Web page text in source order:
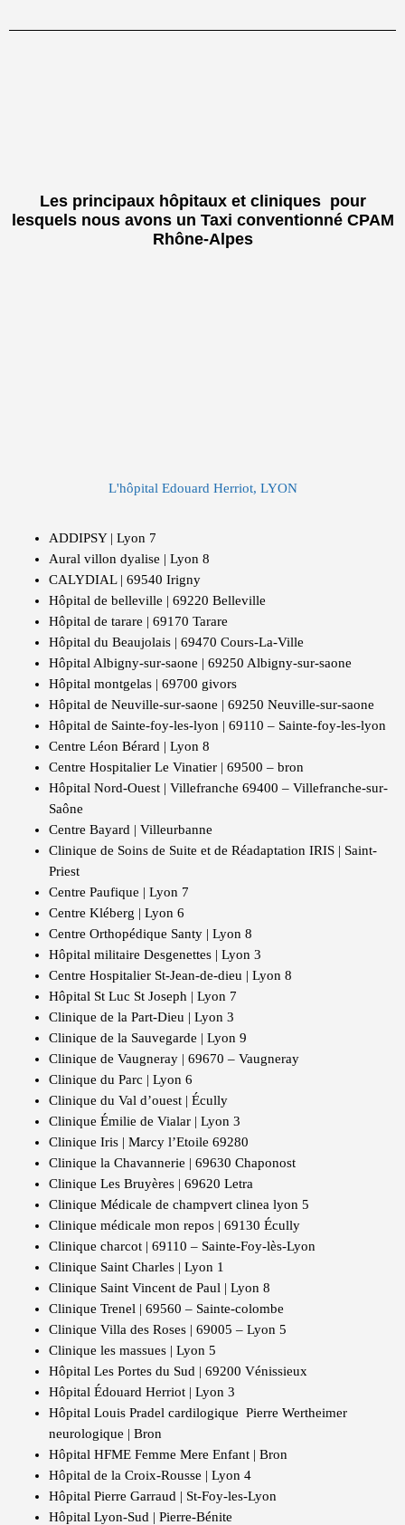
Les principaux hôpitaux et cliniques pour
lesquels nous avons un Taxi conventionné CPAM
Rhône-Alpes
L'hôpital Edouard Herriot, LYON
ADDIPSY | Lyon 7
Aural villon dyalise | Lyon 8
CALYDIAL | 69540 Irigny
Hôpital de belleville | 69220 Belleville
Hôpital de tarare | 69170 Tarare
Hôpital du Beaujolais | 69470 Cours-La-Ville
Hôpital Albigny-sur-saone | 69250 Albigny-sur-saone
Hôpital montgelas | 69700 givors
Hôpital de Neuville-sur-saone | 69250 Neuville-sur-saone
Hôpital de Sainte-foy-les-lyon | 69110 – Sainte-foy-les-lyon
Centre Léon Bérard | Lyon 8
Centre Hospitalier Le Vinatier | 69500 – bron
Hôpital Nord-Ouest | Villefranche 69400 – Villefranche-sur-
Saône
Centre Bayard | Villeurbanne
Clinique de Soins de Suite et de Réadaptation IRIS | Saint-
Priest
Centre Paufique | Lyon 7
Centre Kléberg | Lyon 6
Centre Orthopédique Santy | Lyon 8
Hôpital militaire Desgenettes | Lyon 3
Centre Hospitalier St-Jean-de-dieu | Lyon 8
Hôpital St Luc St Joseph | Lyon 7
Clinique de la Part-Dieu | Lyon 3
Clinique de la Sauvegarde | Lyon 9
Clinique de Vaugneray | 69670 – Vaugneray
Clinique du Parc | Lyon 6
Clinique du Val d’ouest | Écully
Clinique Émilie de Vialar | Lyon 3
Clinique Iris | Marcy l’Etoile 69280
Clinique la Chavannerie | 69630 Chaponost
Clinique Les Bruyères | 69620 Letra
Clinique Médicale de champvert clinea lyon 5
Clinique médicale mon repos | 69130 Écully
Clinique charcot | 69110 – Sainte-Foy-lès-Lyon
Clinique Saint Charles | Lyon 1
Clinique Saint Vincent de Paul | Lyon 8
Clinique Trenel | 69560 – Sainte-colombe
Clinique Villa des Roses | 69005 – Lyon 5
Clinique les massues | Lyon 5
Hôpital Les Portes du Sud | 69200 Vénissieux
Hôpital Édouard Herriot | Lyon 3
Hôpital Louis Pradel cardilogique Pierre Wertheimer
neurologique | Bron
Hôpital HFME Femme Mere Enfant | Bron
Hôpital de la Croix-Rousse | Lyon 4
Hôpital Pierre Garraud | St-Foy-les-Lyon
Hôpital Lyon-Sud | Pierre-Bénite